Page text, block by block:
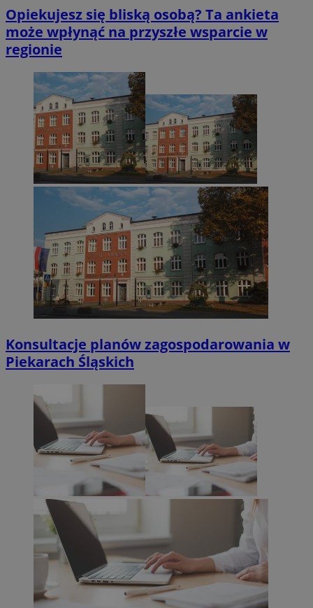
Opiekujesz się bliską osobą? Ta ankieta
może wpłynąć na przyszłe wsparcie w
regionie
Konsultacje planów zagospodarowania w
Piekarach Śląskich